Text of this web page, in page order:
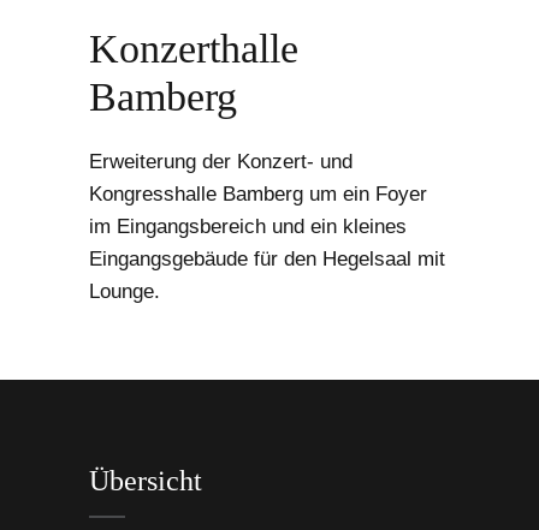
Konzerthalle
Bamberg
Erweiterung der Konzert- und
Kongresshalle Bamberg um ein Foyer
im Eingangsbereich und ein kleines
Eingangsgebäude für den Hegelsaal mit
Lounge.
Übersicht